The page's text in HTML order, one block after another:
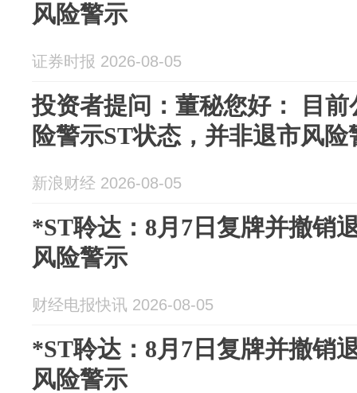
风险警示
证券时报 2026-08-05
投资者提问：董秘您好： 目
险警示ST状态，并非退市风险
新浪财经 2026-08-05
*ST聆达：8月7日复牌并撤销
风险警示
财经电报快讯 2026-08-05
*ST聆达：8月7日复牌并撤销
风险警示